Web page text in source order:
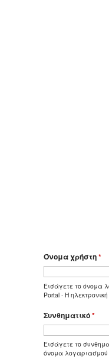
Όνομα χρήστη*
Εισάγετε το όνομα
Portal - Η
Συνθηματικό*
Εισάγετε το
όνομα